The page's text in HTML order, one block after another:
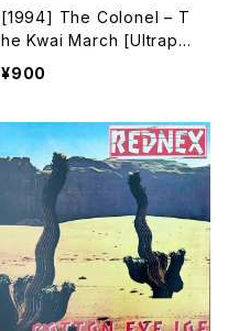
[1994] The Colonel – T
he Kwai March [Ultrapo
p]
¥900